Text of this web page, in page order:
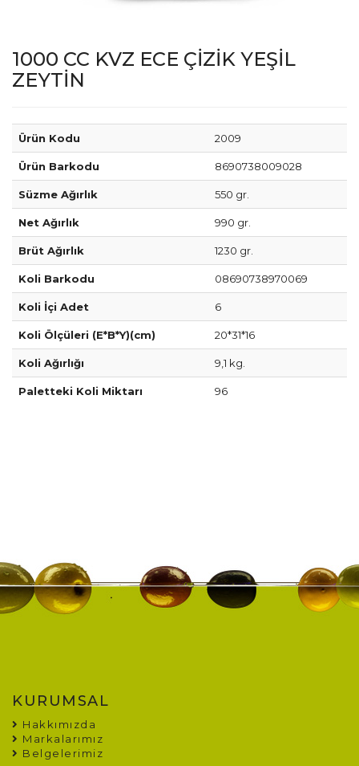
1000 CC KVZ ECE ÇİZİK YEŞİL
ZEYTİN
Ürün Kodu 2009
Ürün Barkodu 8690738009028
Süzme Ağırlık 550 gr.
Net Ağırlık 990 gr.
Brüt Ağırlık 1230 gr.
Koli Barkodu 08690738970069
Koli İçi Adet 6
Koli Ölçüleri (E*B*Y)(cm) 20*31*16
Koli Ağırlığı 9,1 kg.
Paletteki Koli Miktarı 96
KURUMSAL
Hakkımızda
Markalarımız
Belgelerimiz